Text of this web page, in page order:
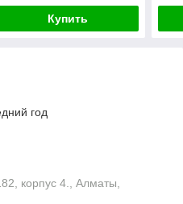
Купить
год
корпус 4., Алматы,